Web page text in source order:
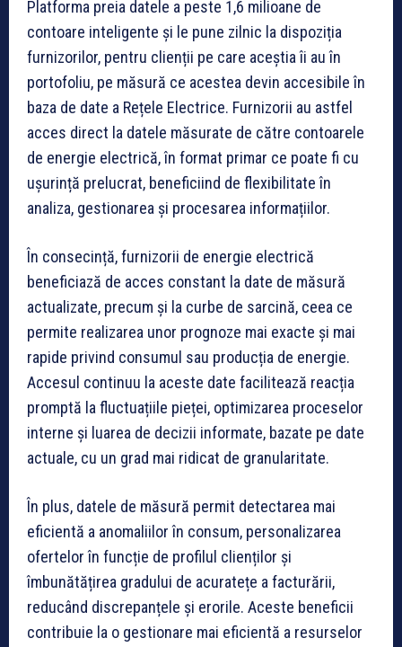
Platforma preia datele a peste 1,6 milioane de
contoare inteligente și le pune zilnic la dispoziția
furnizorilor, pentru clienții pe care aceștia îi au în
portofoliu, pe măsură ce acestea devin accesibile în
baza de date a Rețele Electrice. Furnizorii au astfel
acces direct la datele măsurate de către contoarele
de energie electrică, în format primar ce poate fi cu
ușurință prelucrat, beneficiind de flexibilitate în
analiza, gestionarea și procesarea informațiilor.
În consecință, furnizorii de energie electrică
beneficiază de acces constant la date de măsură
actualizate, precum și la curbe de sarcină, ceea ce
permite realizarea unor prognoze mai exacte și mai
rapide privind consumul sau producția de energie.
Accesul continuu la aceste date facilitează reacția
promptă la fluctuațiile pieței, optimizarea proceselor
interne și luarea de decizii informate, bazate pe date
actuale, cu un grad mai ridicat de granularitate.
În plus, datele de măsură permit detectarea mai
eficientă a anomaliilor în consum, personalizarea
ofertelor în funcție de profilul clienților și
îmbunătățirea gradului de acuratețe a facturării,
reducând discrepanțele și erorile. Aceste beneficii
contribuie la o gestionare mai eficientă a resurselor